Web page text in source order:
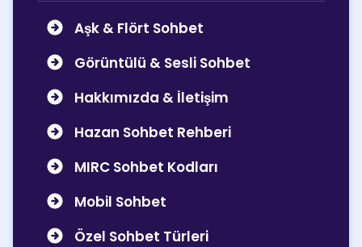
Aşk & Flört Sohbet
Görüntülü & Sesli Sohbet
Hakkımızda & İletişim
Hazan Sohbet Rehberi
MIRC Sohbet Kodları
Mobil Sohbet
Özel Sohbet Türleri